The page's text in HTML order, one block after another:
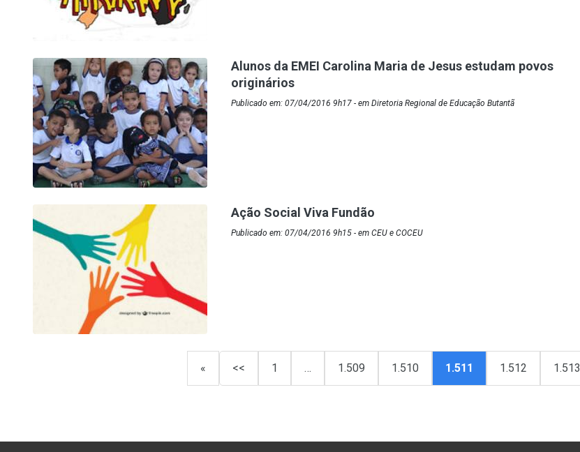
Alunos da EMEI Carolina Maria de Jesus estudam povos
originários
Publicado em: 07/04/2016 9h17 - em Diretoria Regional de Educação Butantã
Ação Social Viva Fundão
Publicado em: 07/04/2016 9h15 - em CEU e COCEU
« << 1 … 1.509 1.510 1.511 1.512 1.513